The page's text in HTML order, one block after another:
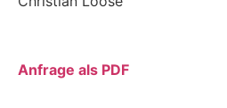
Anfrage als PDF